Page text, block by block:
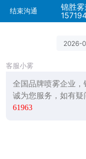
结束沟通
2026-
客服小雾
全国品牌喷雾企业
诚为您服务，如有疑
61963